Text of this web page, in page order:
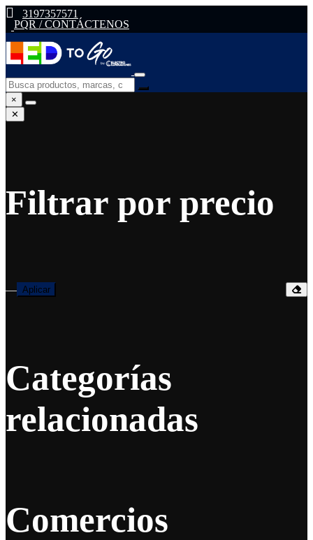
3197357571
PQR / CONTÁCTENOS
×
✕
Filtrar por precio
— Aplicar
Categorías
relacionadas
Comercios